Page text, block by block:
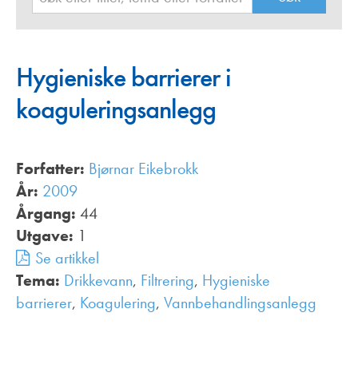
Hygieniske barrierer i
koaguleringsanlegg
Forfatter: Bjørnar Eikebrokk
År: 2009
Årgang: 44
Utgave: 1
Se artikkel
Tema: Drikkevann, Filtrering, Hygieniske
barrierer, Koagulering, Vannbehandlingsanlegg